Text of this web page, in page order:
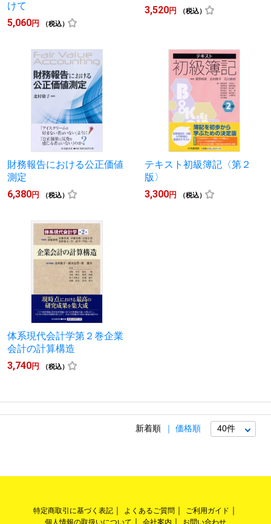
けて
5,060円 （税込）
3,520円 （税込）
財務報告における公正価値
測定
6,380円 （税込）
テキスト初級簿記〈第２
版〉
3,300円 （税込）
体系現代会計学第２巻企業
会計の計算構造
3,740円 （税込）
新着順 価格順
特定商取引に基づく表記 よくあるご質問
ご利用ガイド
個人情報の取扱いについて
会社案内 お問い合わせ